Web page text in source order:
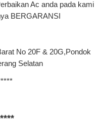
Ac anda pada kami
BERGARANSI
No 20F & 20G,Pondok
Selatan